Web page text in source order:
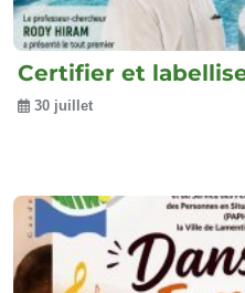
Certifier et
30 juillet